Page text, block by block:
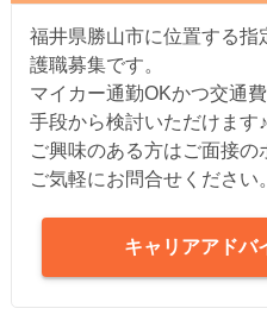
福井県勝山市に位置する指
護職募集です。
マイカー通勤OKかつ交通
手段から検討いただけます♪
ご興味のある方はご面接
ご気軽にお問合せください。
キャリアアドバ